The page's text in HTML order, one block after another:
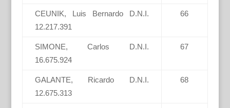
CEUNIK, Luis Bernardo D.N.I.
12.217.391
66
SIMONE, Carlos D.N.I.
16.675.924
67
GALANTE, Ricardo D.N.I.
12.675.313
68